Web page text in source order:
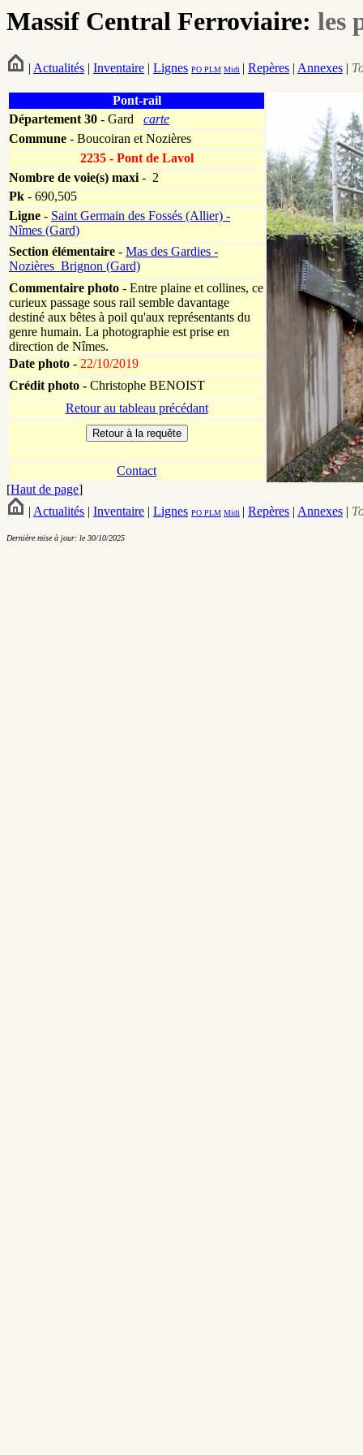
Massif Central Ferroviaire: les
| Actualités | Inventaire | Lignes PO PLM Midi | Repères | Annexes |
Pont-rail
Département30 - Gard carte
Commune - Boucoiran et Nozières
2235 - Pont de Lavol
Nombre de voie(s) maxi- 2
Pk - 690,505
Ligne - Saint Germain des Fossés (Allier) -
Nîmes (Gard)
Section élémentaire - Mas des Gardies -
Nozières_Brignon (Gard)
Commentaire photo - Entre plaine et collines, ce
curieux passage sous rail semble davantage
destiné aux bêtes à poil qu'aux représentants du
genre humain. La photographie est prise en
direction de Nîmes.
Date photo - 22/10/2019
Crédit photo - Christophe BENOIST
Retour au tableau précédant
Contact
[Haut de page]
| Actualités | Inventaire | Lignes PO PLM Midi | Repères | Annexes |
Dernière mise à jour: le 30/10/2025